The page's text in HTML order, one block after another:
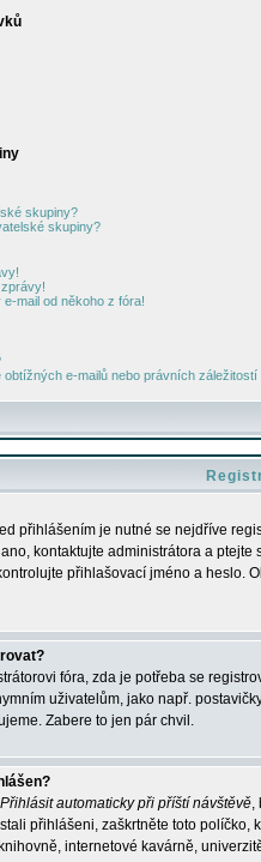
skupiny?
skupiny?
mail od někoho z fóra!
obtížných e-mailů nebo právních záležitostí
přihlášením je nutné se nejdříve
kontaktujte administrátora a
přihlašovací jméno a heslo.
fóra, zda je potřeba se
uživatelům, jako např.
Zabere to jen pár chvil.
Přihlásit automaticky při příští návštěvě,
přihlášeni, zaškrtněte toto
internetové kavárně,